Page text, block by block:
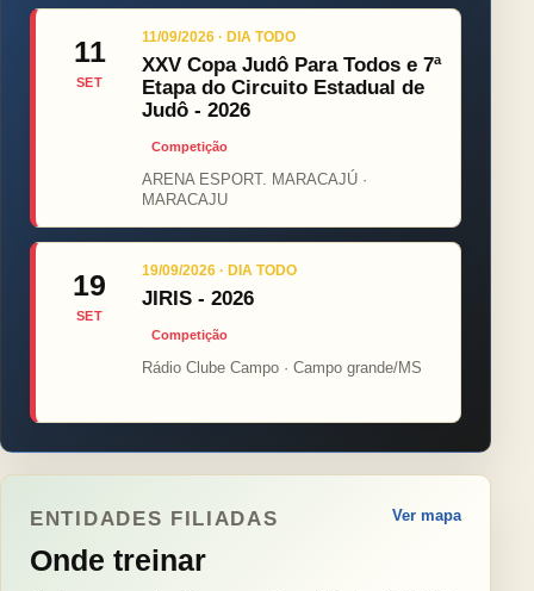
11
SET
11/09/2026 · DIA TODO
XXV Copa Judô Para Todos e 7ª
Etapa do Circuito Estadual de
Judô - 2026
Competição
ARENA ESPORT. MARACAJÚ ·
MARACAJU
19
SET
19/09/2026 · DIA TODO
JIRIS - 2026
Competição
Rádio Clube Campo · Campo grande/MS
ENTIDADES FILIADAS
Onde treinar
Ver mapa